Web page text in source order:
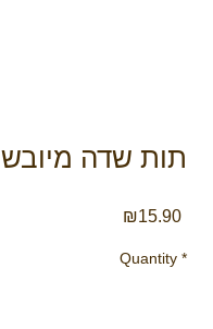
תות שדה מיובש
₪15.90Price
Quantity *